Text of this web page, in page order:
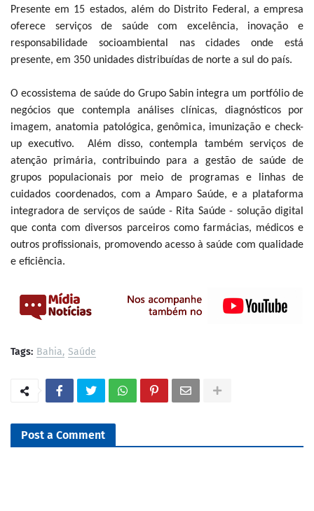
Presente em 15 estados, além do Distrito Federal, a empresa
oferece serviços de saúde com excelência, inovação e
responsabilidade socioambiental nas cidades onde está
presente, em 350 unidades distribuídas de norte a sul do país.
O ecossistema de saúde do Grupo Sabin integra um portfólio de
negócios que contempla análises clínicas, diagnósticos por
imagem, anatomia patológica, genômica, imunização e check-
up executivo. Além disso, contempla também serviços de
atenção primária, contribuindo para a gestão de saúde de
grupos populacionais por meio de programas e linhas de
cuidados coordenados, com a Amparo Saúde, e a plataforma
integradora de serviços de saúde - Rita Saúde - solução digital
que conta com diversos parceiros como farmácias, médicos e
outros profissionais, promovendo acesso à saúde com qualidade
e eficiência.
Tags: Bahia Saúde
Post a Comment